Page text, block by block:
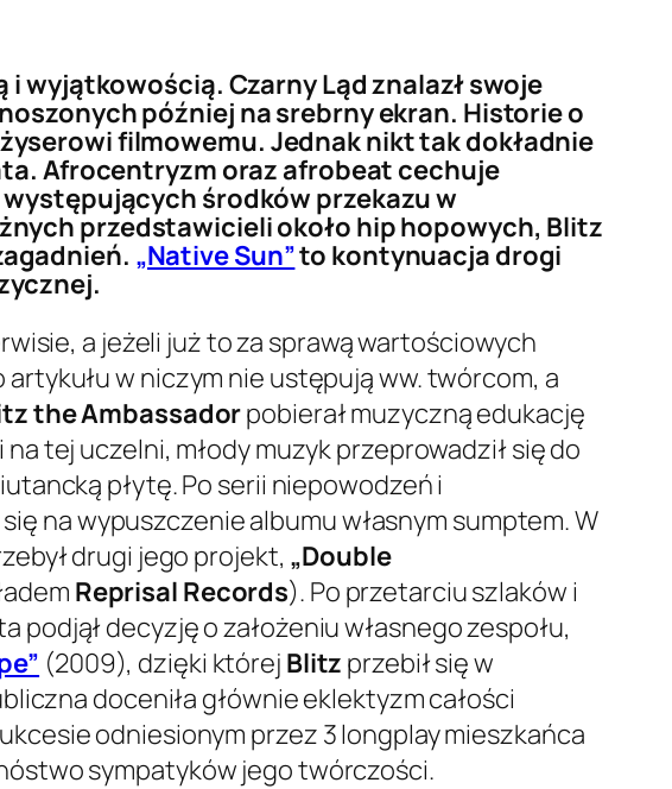
Czarny Ląd znalazł swoje
później na srebrny ekran. Historie o
filmowemu. Jednak nikt tak dokładnie
Afrocentryzm oraz afrobeat cechuje
środków przekazu w
przedstawicieli około hip hopowych, Blitz
„Native Sun”to kontynuacja drogi
a jeżeli już to za sprawą wartościowych
w niczym nie ustępują ww. twórcom, a
the Ambassadorpobierał muzyczną edukację
tej uczelni, młody muzyk przeprowadził się do
płytę. Po serii niepowodzeń i
na wypuszczenie albumu własnym sumptem. W
drugi jego projekt, „Double
Reprisal Records). Po przetarciu szlaków i
decyzję o założeniu własnego zespołu,
(2009), dzięki której Blitz przebił się w
doceniła głównie eklektyzm całości
odniesionym przez 3 longplay mieszkańca
sympatyków jego twórczości.